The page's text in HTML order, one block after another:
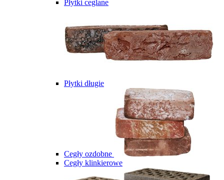
Płytki ceglane
Płytki długie
Cegły ozdobne
Cegły klinkierowe